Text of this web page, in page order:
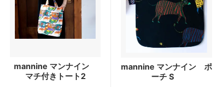
mannine マンナイン
マチ付きトート2
mannine マンナイン ポ
ーチ S